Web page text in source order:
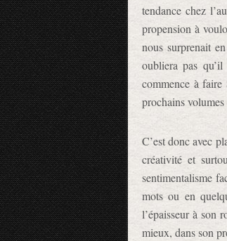
tendance chez
propension à
nous surprenait
oubliera pas
commence à faire
prochains
C’est donc avec
créativité et
sentimentalisme
mots ou en
l’épaisseur à son
mieux, dans son